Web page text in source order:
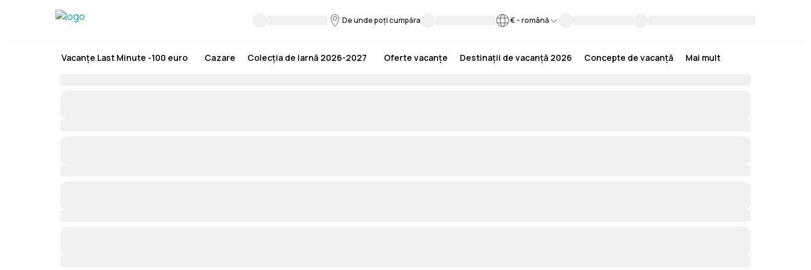
De unde poți cumpăra € -română
Vacanțe Last Minute -100 euro Cazare Colecția de Iarnă 2026-2027 Oferte vacanțe Destinații de vacanță 2026 Concepte de vacanță Mai mult